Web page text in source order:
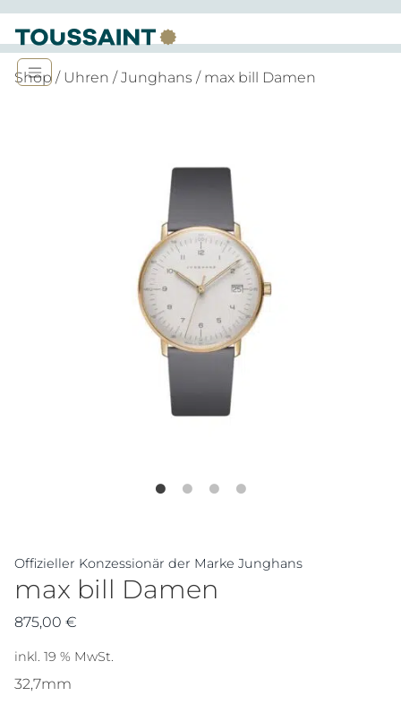
Shop / Uhren /Junghans / max bill Damen
Offizieller Konzessionär der Marke Junghans
max bill Damen
875,00 €
inkl. 19 % MwSt.
32,7mm